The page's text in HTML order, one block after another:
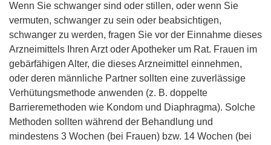
Wenn Sie schwanger sind oder stillen, oder wenn Sie
vermuten, schwanger zu sein oder beabsichtigen,
schwanger zu werden, fragen Sie vor der Einnahme dieses
Arzneimittels Ihren Arzt oder Apotheker um Rat. Frauen im
gebärfähigen Alter, die dieses Arzneimittel einnehmen,
oder deren männliche Partner sollten eine zuverlässige
Verhütungsmethode anwenden (z. B. doppelte
Barrieremethoden wie Kondom und Diaphragma). Solche
Methoden sollten während der Behandlung und
mindestens 3 Wochen (bei Frauen) bzw. 14 Wochen (bei